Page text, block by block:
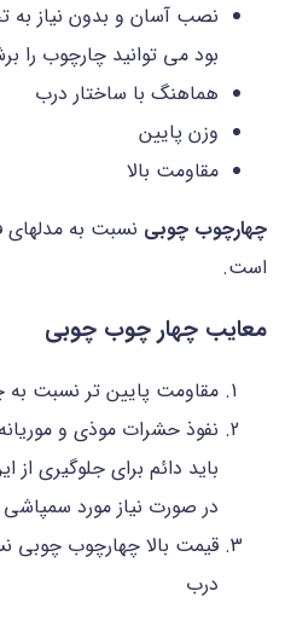
نصب آسان و بدون نیاز به
بود می توانید چارچوب را
هماهنگ با ساختار درب
وزن پایین
مقاومت بالا
چهارچوب چوبی نسبت به مدلهای
است.
معایب چهار چوب چوبی
مقاومت پایین تر نسبت
نفوذ حشرات موذی و
باید دائم برای جلوگیری
در صورت نیاز مورد سمپاشی
قیمت بالا چهارچوب چوبی
درب